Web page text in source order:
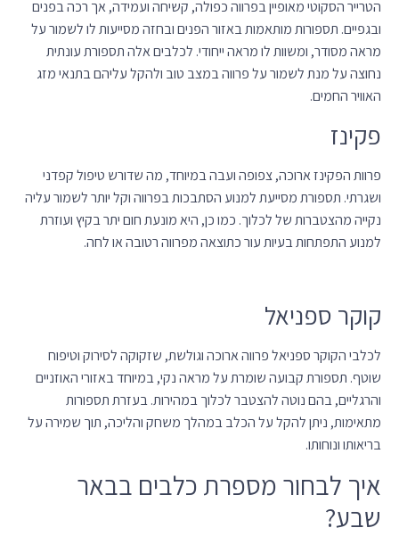
הטרייר הסקוטי מאופיין בפרווה כפולה, קשיחה ועמידה, אך רכה בפנים
ובגפיים. תספורות מותאמות באזור הפנים ובחזה מסייעות לו לשמור על
מראה מסודר, ומשוות לו מראה ייחודי. לכלבים אלה תספורת עונתית
נחוצה על מנת לשמור על פרווה במצב טוב ולהקל עליהם בתנאי מזג
האוויר החמים.
פקינז
פרוות הפקינז ארוכה, צפופה ועבה במיוחד, מה שדורש טיפול קפדני
ושגרתי. תספורת מסייעת למנוע הסתבכות בפרווה וקל יותר לשמור עליה
נקייה מהצטברות של לכלוך. כמו כן, היא מונעת חום יתר בקיץ ועוזרת
למנוע התפתחות בעיות עור כתוצאה מפרווה רטובה או לחה.
קוקר ספניאל
לכלבי הקוקר ספניאל פרווה ארוכה וגולשת, שזקוקה לסירוק וטיפוח
שוטף. תספורת קבועה שומרת על מראה נקי, במיוחד באזורי האוזניים
והרגליים, בהם נוטה להצטבר לכלוך במהירות. בעזרת תספורות
מתאימות, ניתן להקל על הכלב במהלך משחק והליכה, תוך שמירה על
בריאותו ונוחותו.
איך לבחור מספרת כלבים בבאר
שבע?